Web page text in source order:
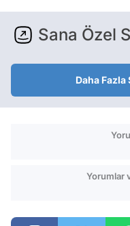
Sana Özel
Daha
Yorumlar